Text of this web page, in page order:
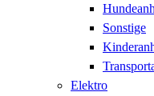
Sonstige
Elektro